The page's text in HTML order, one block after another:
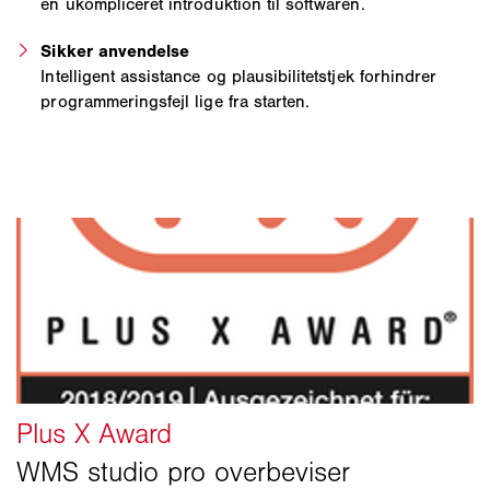
Sikker anvendelse
Intelligent assistance og plausibilitetstjek forhindrer
programmeringsfejl lige fra starten.